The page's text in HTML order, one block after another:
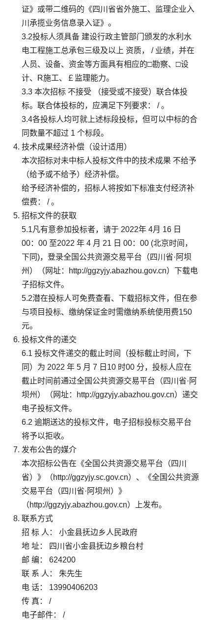
证》或带二维码的《四川省省外施工、监理企业入
川承揽业务信息录入证》。
3.2投标人须具备 建设行政主管部门颁发的水利水
电工程施工总承包三级及以上 资质， / 业绩，并在
人员、设备、资金等方面具有相应的□勘察、□设
计、R施工、￡监理能力。
3.3 本次招标 不接受 （接受或不接受）联合体投
标。联合体投标的，应满足下列要求： / 。
3.4各投标人均可就上述标段投标，但可以中标的合
同数量不超过 1 个标段。
技术成果经济补偿（设计适用）
本次招标对未中标人投标文件中的技术成果 不给予
（给予或不给予）经济补偿。
给予经济补偿的，招标人将按如下标准支付经济补
偿费： / 。
招标文件的获取
5.1凡有意参加投标者，请于 2022年 4月 16 日
00：00 至2022 年 4 月 21 日 00：00 (北京时间，
下同)，登录全国公共资源交易平台（四川省·阿坝
州）（网址：http://ggzyjy.abazhou.gov.cn）下载电
子招标文件。
5.2潜在投标人可免费查看、下载招标文件，但在参
与项目投标、缴纳保证金时需缴纳系统使用费150
元。
投标文件的递交
6.1 投标文件递交的截止时间（投标截止时间，下
同）为 2022 年 5 月 7 日10 时00 分，投标人应在
截止时间前通过全国公共资源交易平台（四川省·阿
坝州）（网址：http://ggzyjy.abazhou.gov.cn）递交
电子投标文件。
6.2 逾期送达的投标文件，电子招标投标交易平台
将予以拒收。
发布公告的媒介
本次招标公告在《全国公共资源交易平台（四川
省）》（http://ggzyjy.sc.gov.cn）、《全国公共资源
交易平台（四川省·阿坝州）》
（http://ggzyjy.abazhou.gov.cn）上发布。
联系方式
招 标 人： 小金县抚边乡人民政府
地 址： 四川省小金县抚边乡粮台村
邮 编： 624200
联 系 人： 朱先生
电 话： 13990406203
传 真： /
电子邮件： /